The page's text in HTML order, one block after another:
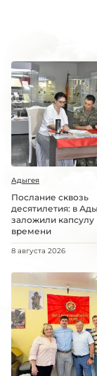
Адыгея
Послание сквозь
десятилетия: в
заложили капсулу
времени
8 августа 2026